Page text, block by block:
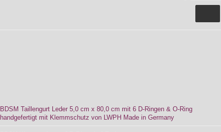
BDSM Taillengurt Leder 5,0 cm x 80,0 cm mit 6 D-Ringen & O-Ring
handgefertigt mit Klemmschutz von LWPH Made in Germany